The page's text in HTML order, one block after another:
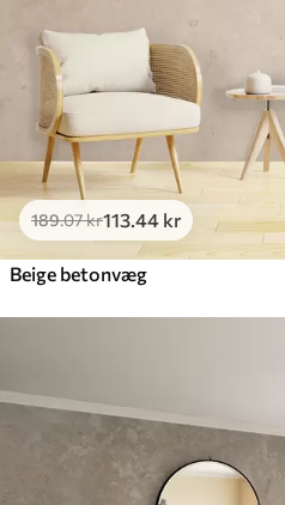
516.67310.00
Peel and Stick
666.67400.00kr /m²
189.07kr113.44 kr
Beige betonvæg